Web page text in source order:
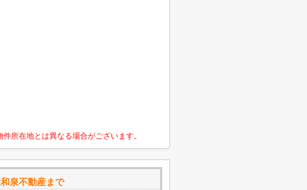
所在地とは異なる場合がございます。
泉不動産まで